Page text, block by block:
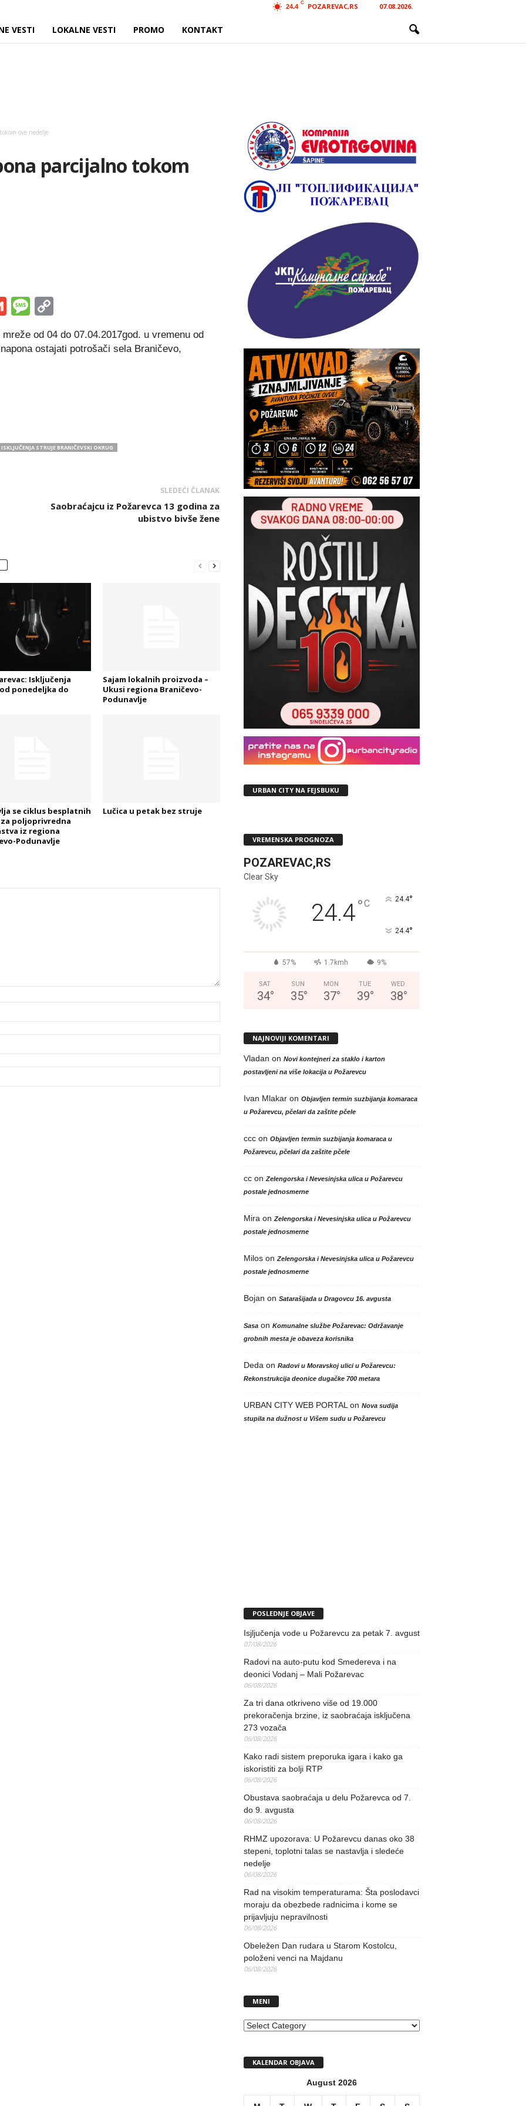
24.4
C POZAREVAC,RS 07.08.2026.
VESTI LOKALNE VESTI PROMO KONTAKT
ove nedelje
parcijalno tokom
GmailMessage
od 04 do 07.04.2017god. u vremenu od
ostajati potrošači sela Braničevo,
ISKLJUČENJA STRUJE BRANIČEVSKI OKRUG
SLEDEĆI ČLANAK
Saobraćajcu iz Požarevca 13 godina za
ubistvo bivše žene
Isključenja
ponedeljka do
Sajam lokalnih proizvoda –
Ukusi regiona Braničevo-
Podunavlje
se ciklus besplatnih
poljoprivredna
iz regiona
Podunavlje
Lučica u petak bez struje
URBAN CITY NA FEJSBUKU
VREMENSKA PROGNOZA
POZAREVAC,RS
Clear Sky
24.4°C 24.4°
24.4°
57% 1.7kmh 9%
SAT
34°
SUN
35°
MON
37°
TUE
39°
WED
38°
NAJNOVIJI KOMENTARI
Vladan on Novi kontejneri za staklo i karton
postavljeni na više lokacija u Požarevcu
Ivan Mlakaron Objavljen termin suzbijanja komaraca
u Požarevcu, pčelari da zaštite pčele
cccon Objavljen termin suzbijanja komaraca u
Požarevcu, pčelari da zaštite pčele
ccon Zelengorska i Nevesinjska ulica u Požarevcu
postale jednosmerne
Mira on Zelengorska i Nevesinjska ulica u Požarevcu
postale jednosmerne
Miloson Zelengorska i Nevesinjska ulica u Požarevcu
postale jednosmerne
Bojan on Satarašijada u Dragovcu 16. avgusta
Sasaon Komunalne službe Požarevac: Održavanje
grobnih mesta je obaveza korisnika
Deda on Radovi u Moravskoj ulici u Požarevcu:
Rekonstrukcija deonice dugačke 700 metara
URBAN CITY WEB PORTAL on Nova sudija
stupila na dužnost u Višem sudu u Požarevcu
POSLEDNJE OBJAVE
Isjljučenja vode u Požarevcu za petak 7. avgust
07/08/2026
Radovi na auto-putu kod Smedereva i na
deonici Vodanj – Mali Požarevac
06/08/2026
Za tri dana otkriveno više od 19.000
prekoračenja brzine, iz saobraćaja isključena
273 vozača
06/08/2026
Kako radi sistem preporuka igara i kako ga
iskoristiti za bolji RTP
06/08/2026
Obustava saobraćaja u delu Požarevca od 7.
do 9. avgusta
06/08/2026
RHMZ upozorava: U Požarevcu danas oko 38
stepeni, toplotni talas se nastavlja i sledeće
nedelje
06/08/2026
Rad na visokim temperaturama: Šta poslodavci
moraju da obezbede radnicima i kome se
prijavljuju nepravilnosti
06/08/2026
Obeležen Dan rudara u Starom Kostolcu,
položeni venci na Majdanu
06/08/2026
MENI
MENI
KALENDAR OBJAVA
August 2026